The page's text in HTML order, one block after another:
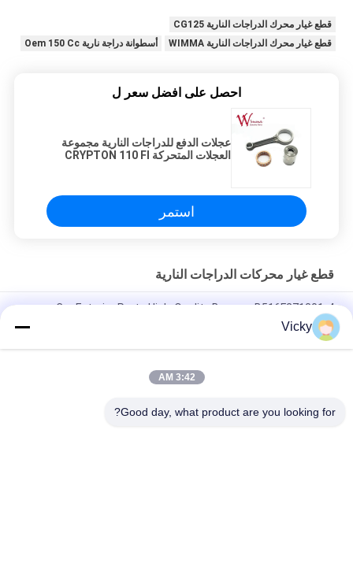
قطع غيار محرك الدراجات النارية CG125
قطع غيار محرك الدراجات النارية WIMMA
أسطوانة دراجة نارية Oem 150 Cc
احصل على افضل سعر ل
عجلات الدفع للدراجات النارية مجموعة
العجلات المتحركة CRYPTON 110 FI
استمر
قطع غيار محركات الدراجات النارية
Car Exterior Parts High-Quality Bumper B516F271301-4
CHANAN OSHAN​ Z6 Starry White
محرك بداية هوندا EX5 قطع غيار محرك دراجة نارية رخيصة بالجملة مع
Vicky
3:42 AM
Good day, what product are you looking for?